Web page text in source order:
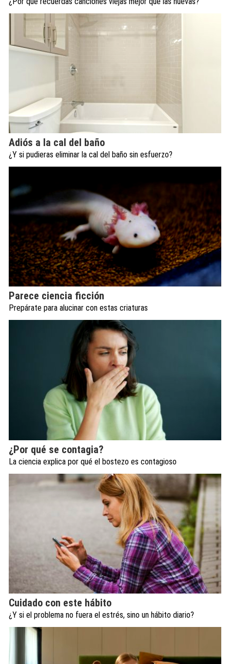
Adiós a la cal del baño
¿Y si pudieras eliminar la cal del baño sin esfuerzo?
Parece ciencia ficción
Prepárate para alucinar con estas criaturas
¿Por qué se contagia?
La ciencia explica por qué el bostezo es contagioso
Cuidado con este hábito
¿Y si el problema no fuera el estrés, sino un hábito diario?